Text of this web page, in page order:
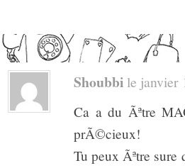
Shoubbi le janvier
Ca a du Ãªtre
prÃ©cieux!
Tu peux Ãªtre